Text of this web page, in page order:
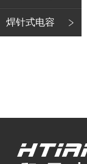
焊针式电容